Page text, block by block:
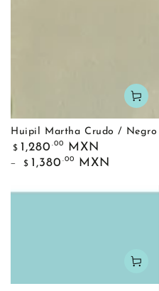
Huipil Martha Crudo / Negro
Precio
regular
$ 1,280 .00 MXN
$ 1,380 .00 MXN